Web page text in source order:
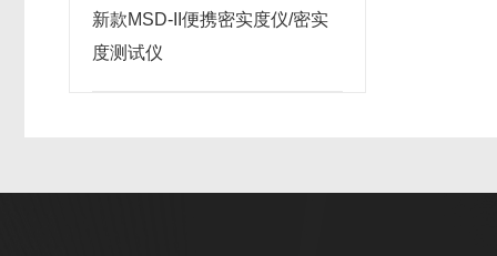
新款MSD-II便携密实度仪/密实
度测试仪